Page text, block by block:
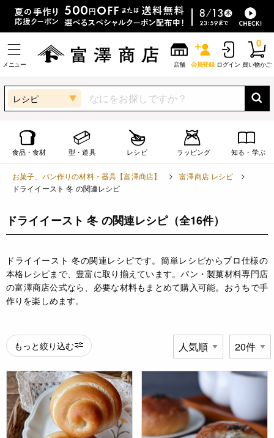
メニュー 店舗 会員登録 ログイン 買い物かご
0
レシピ
食品・食材 型・道具 レシピ ラッピング 知る・学ぶ
お菓子、パン作りの材料・器具【富澤商店】
富澤商店 レシピ
ドライイースト 冬 の関連レシピ
ドライイースト 冬 の関連レシピ（全16件）
ドライイースト 冬の関連レシピです。簡単レシピからプロ仕様の
本格レシピまで、豊富に取り揃えています。パン・製菓材料専門店
の富澤商店公式なら、必要な材料もまとめて購入可能。おうちで手
作りを楽しめます。
もっと絞り込む